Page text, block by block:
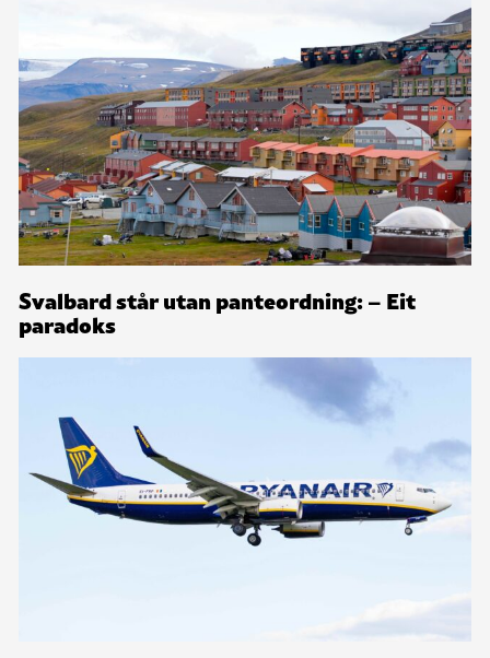
Svalbard står utan panteordning: – Eit
paradoks